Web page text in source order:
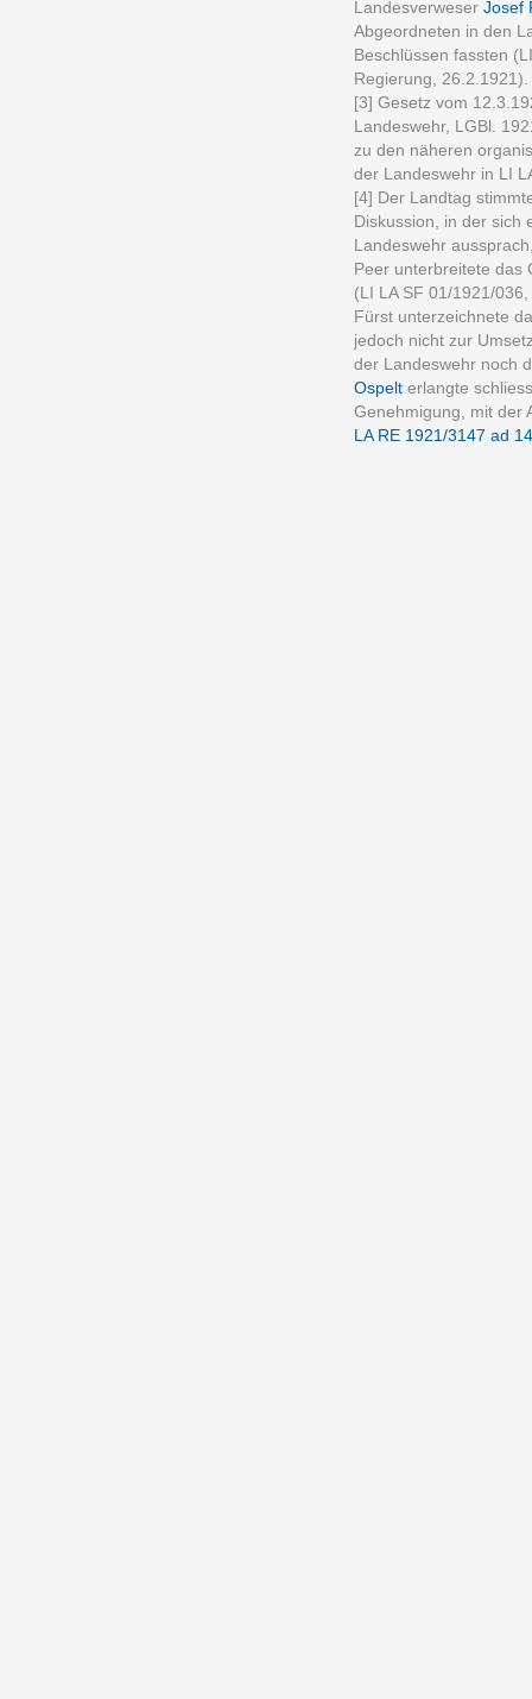
Landesverweser Josef
Abgeordneten in den
Beschlüssen fassten
Regierung, 26.2.1921).
[3] Gesetz vom
Landeswehr, LGBl.
zu den näheren
der Landeswehr in LI
[4] Der Landtag
Diskussion, in der sich
Landeswehr
Peer unterbreitete
(LI LA SF 01/1921/
Fürst unterzeichnete
jedoch nicht zur
der Landeswehr noch
Ospelt erlangte
Genehmigung, mit der
LA RE 1921/3147 ad